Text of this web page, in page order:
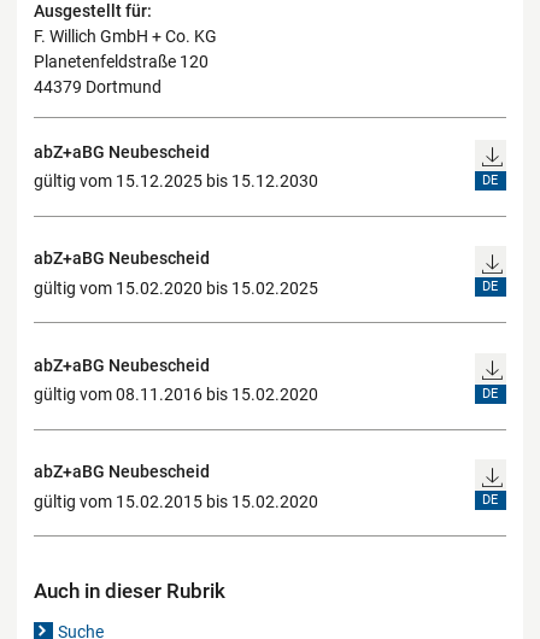
Ausgestellt für:
F. Willich GmbH + Co. KG
Planetenfeldstraße 120
44379 Dortmund
abZ+aBG Neubescheid
gültig vom 15.12.2025 bis 15.12.2030
DE
abZ+aBG Neubescheid
gültig vom 15.02.2020 bis 15.02.2025
DE
abZ+aBG Neubescheid
gültig vom 08.11.2016 bis 15.02.2020
DE
abZ+aBG Neubescheid
gültig vom 15.02.2015 bis 15.02.2020
DE
Auch in dieser Rubrik
Suche